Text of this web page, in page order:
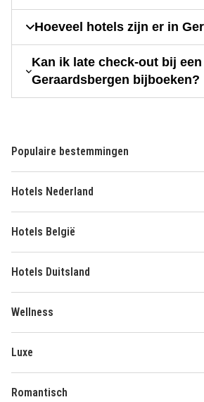
Hoeveel hotels zijn er in
Kan ik late check-out bij
Geraardsbergen bijboeken?
Populaire bestemmingen
Hotels Nederland
Hotels België
Hotels Duitsland
Wellness
Luxe
Romantisch